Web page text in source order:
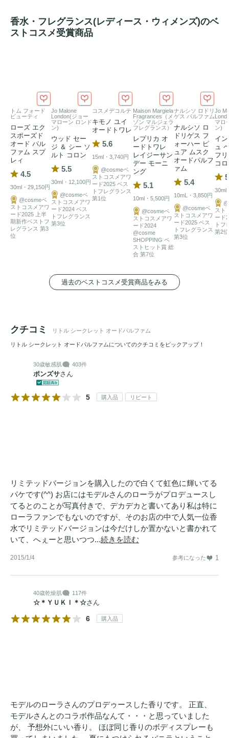
香水・フレグランス(レディース・ウィメンズ)のベ
ストコスメ受賞商品
トム フォード
ビューティ
ローズ エク
スポーズド
オード パル
ファム スプ
レィ
4.5
30ml・29,150円
@cosmeベ
ストコスメアワ
ード2025 上半
期新作ベストフ
レグランス 第3
位
Jo Malone
London(ジョー
マローン ロンド
ン)
ウッド セー
ジ ＆ シー ソ
ルト コロン
5.5
30ml・12,100円
@cosmeベ
ストコスメアワ
ード2024 ベス
トフレグランス
第3位
コスメデコルテ
キモノ ユイ
オードトワレ
5.6
15ml・3,740円
@cosmeベ
ストコスメアワ
ード2025 ベス
トフレグランス
第1位
Maison Margiela
Fragrances（メ
ゾン マルジェラ
フレグランス）
レプリカ オ
ードトワレ
レイジーサン
デー モーニ
ング
5.1
10ml・5,500円
@cosmeベ
ストコスメアワ
ード2024
@cosme
SHOPPING ベ
ストヒット賞 総
合 第7位
ナルシソ ロドリ
ゲス パルファム
ナルシソ ロ
ドリゲス フ
ォーハー ピ
ュア ムスク
オードパルフ
ァム
5.4
10mL・3,850円
@cosmeベ
ストコスメアワ
ード2025 ベス
トフレグランス
第3位
Jo
マロ
ン)
イ
ュ
フ
コ
30ml
スト
ード
トフ
第2位
過去のベストコスメ受賞商品をみる
クチコミ リトル シークレット オードパルファム
リトル シークレット オードパルファムについてのクチコミをピックアップ！
30歳敏感肌 403件
ポンズサさん
5 購入品 リピート
リミテッドバージョンを購入したので白くて虹色に輝いてる
パケです(^^) お店にはモデルさんのローラがプロデュースし
てるとのことが写真付きで、デカデカと書いてあり私は特に
ローラファンでもないのですが、そのお店の中で人気一位香
水でリミテッドバージョンは今だけしか置かないと書かれて
いて、へぇーと思いつつ...続きを読む
2015/1/4 参考になった 1
40歳乾燥肌 117件
☆＊ＹＵＫＩ＊☆さん
6 購入品
モデルのローラさんのプロデゥースした香りです。 正直、
モデルさんとのコラボ作品なんて・・・と思っていました
が、 予想外にいい香り。 ほぼ同じ香りのボディスプレーも